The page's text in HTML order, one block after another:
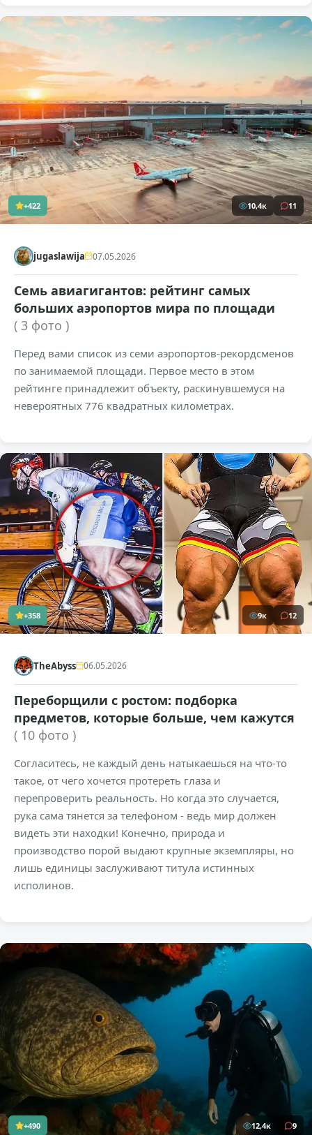
+422 10,4к 11
jugaslawija 07.05.2026
Семь авиагигантов: рейтинг самых
больших аэропортов мира по площади
( 3 фото )
Перед вами список из семи аэропортов-рекордсменов
по занимаемой площади. Первое место в этом
рейтинге принадлежит объекту, раскинувшемуся на
невероятных 776 квадратных километрах.
+358 9к 12
TheAbyss 06.05.2026
Переборщили с ростом: подборка
предметов, которые больше, чем кажутся
( 10 фото )
Согласитесь, не каждый день натыкаешься на что-то
такое, от чего хочется протереть глаза и
перепроверить реальность. Но когда это случается,
рука сама тянется за телефоном - ведь мир должен
видеть эти находки! Конечно, природа и
производство порой выдают крупные экземпляры, но
лишь единицы заслуживают титула истинных
исполинов.
+490 12,4к 9